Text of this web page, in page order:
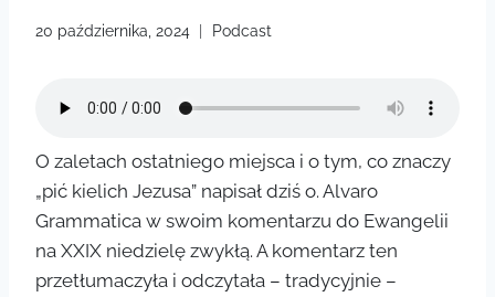
20 października, 2024 Podcast
O zaletach ostatniego miejsca i o tym, co znaczy
„pić kielich Jezusa” napisał dziś o. Alvaro
Grammatica w swoim komentarzu do Ewangelii
na XXIX niedzielę zwykłą. A komentarz ten
przetłumaczyła i odczytała – tradycyjnie –